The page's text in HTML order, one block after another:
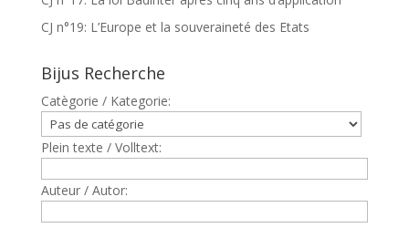
CJ n°19: L’Europe et la souveraineté des Etats
Bijus Recherche
Catègorie / Kategorie:
Plein texte / Volltext:
Auteur / Autor: